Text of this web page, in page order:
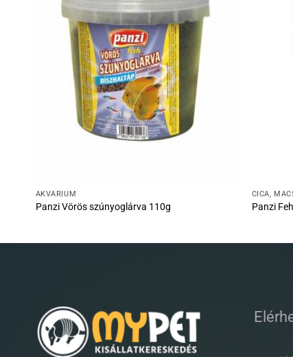
AKVÁRIUM
Panzi Vörös szúnyoglárva 110g
CICA,
Panzi